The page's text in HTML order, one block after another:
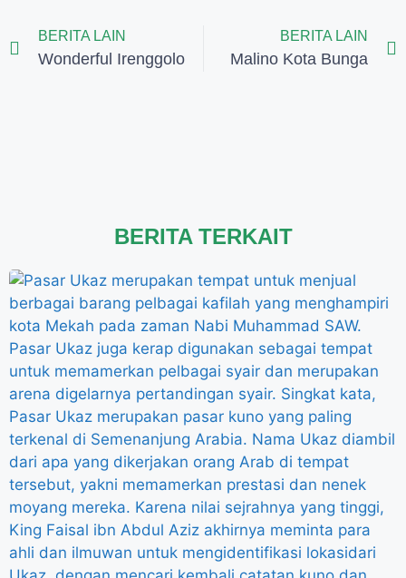
BERITA LAIN
Wonderful Irenggolo
BERITA LAIN
Malino Kota Bunga
BERITA TERKAIT